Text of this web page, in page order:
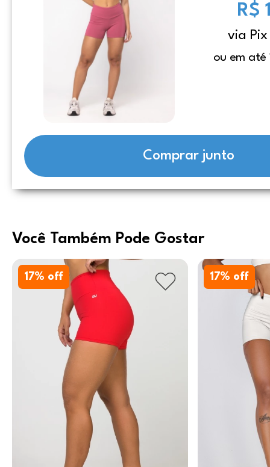
R$
via
ou em até
Comprar junto
Você Também Pode Gostar
17% off 17% off